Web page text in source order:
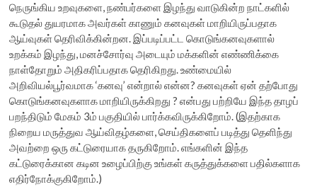
நெருங்கிய உறவுகளை, நண்பர்களை இழந்து வாடுகின்ற நாட்களில்
கூடுதல் துயரமாக அவர்கள் காணும் கனவுகள் மாறியிருப்பதாக
ஆய்வுகள் தெரிவிக்கின்றன. இப்படிப்பட்ட கொடுங்கனவுகளால்
உறக்கம் இழந்து, மனச்சோர்வு அடையும் மக்களின் எண்ணிக்கை
நாள்தோறும் அதிகரிப்பதாக தெரிகிறது. உண்மையில்
அறிவியல்பூர்வமாக ‘கனவு’ என்றால் என்ன? கனவுகள் ஏன் தற்போது
கொடுங்கனவுகளாக மாறியிருக்கிறது ? என்பது பற்றியே இந்த தாழப்
பறந்திடும் மேகம் 3ம் பகுதியில் பார்க்கவிருக்கிறோம். (இதற்காக
நிறைய மருத்துவ ஆய்விதழ்களை, செய்திகளைப் படித்து தெளிந்து
அவற்றை ஒரு கட்டுரையாக தருகிறோம். எங்களின் இந்த
கட்டுரைக்கான கடின உழைப்பிற்கு உங்கள் கருத்துக்களை பதில்களாக
எதிர்நோக்குகிறோம்.)